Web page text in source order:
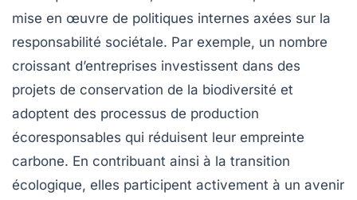
mise en œuvre de politiques internes axées sur la
responsabilité sociétale. Par exemple, un nombre
croissant d’entreprises investissent dans des
projets de conservation de la biodiversité et
adoptent des processus de production
écoresponsables qui réduisent leur empreinte
carbone. En contribuant ainsi à la transition
écologique, elles participent activement à un avenir